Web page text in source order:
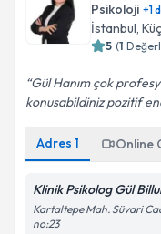
Psikoloji +1
İstanbul,
5 (1
Gül Hanım çok
konusabildiniz pozitif
Adres 1 Online
Klinik Psikolog Gül
Kartaltepe Mah. Süvari
no:23